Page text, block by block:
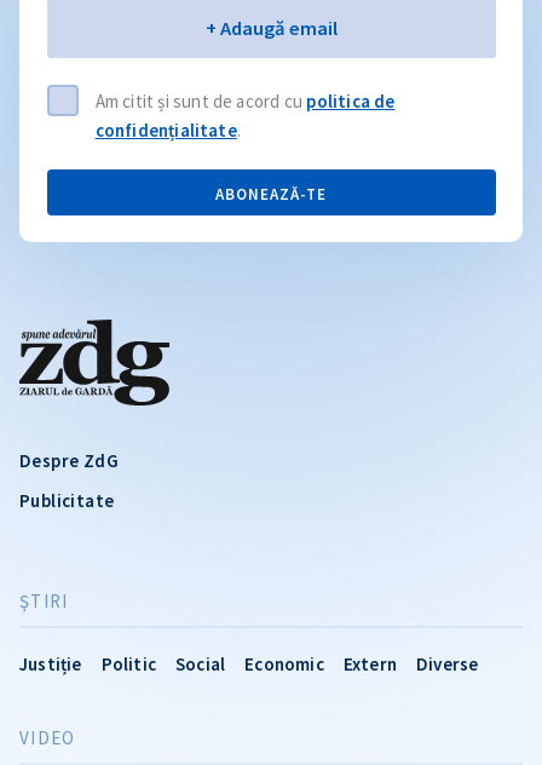
Despre ZdG
Publicitate
ŞTIRI
Justiție Politic Social Economic Extern Diverse
VIDEO
+ Adaugă email
Am citit și sunt de acord cu politica de
confidențialitate.
ABONEAZĂ-TE